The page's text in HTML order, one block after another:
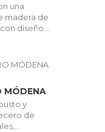
una
madera de
diseño...
MÓDENA
y
de